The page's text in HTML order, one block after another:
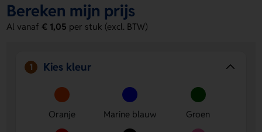
Voordelen van de Multifunctionele Tube
Eigen bedrukking mogelijk
logo, naam of eigen ontwerp laten aanbrengen.
Praktisch en makkelijk mee te nemen
- Ideaal voor
dagelijks gebruik en onderweg.
Bereken mijn prijs
Al vanaf€ 1,05 per stuk (excl. BTW)
1 Kies kleur
Oranje Marine blauw Groen